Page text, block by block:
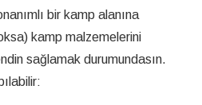
bir kamp alanına
kamp malzemelerini
sağlamak durumundasın.